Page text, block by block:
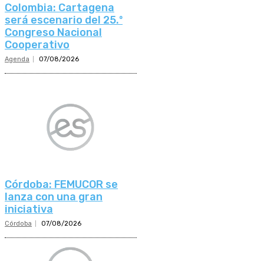
Colombia: Cartagena
será escenario del 25.º
Congreso Nacional
Cooperativo
Agenda 07/08/2026
Córdoba: FEMUCOR se
lanza con una gran
iniciativa
Córdoba 07/08/2026